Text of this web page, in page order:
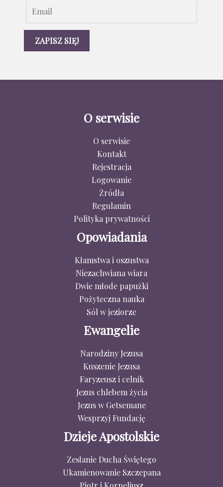
O serwisie
O serwisie
Kontakt
Rejestracja
Logowanie
Źródła
Regulamin
Polityka prywatności
Opowiadania
Kłamstwa i oszustwa
Niezachwiana wiara
Dwie młode papużki
Pożyteczna nauka
Sól w jeziorze
Ewangelie
Narodziny Jezusa
Kuszenie Jezusa
Faryzeusz i celnik
Jezus chlebem życia
Jezus w Getsemane
Wesprzyj Fundację
Dzieje Apostolskie
Zesłanie Ducha Świętego
Ukamienowanie Szczepana